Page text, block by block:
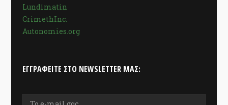
Lundimatin
CrimethInc.
Autonomies.org
ΕΓΓΡΑΦΕΊΤΕ ΣΤΟ NEWSLETTER ΜΑΣ: